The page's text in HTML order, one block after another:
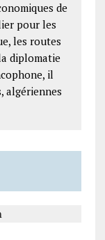
de
pour les
les routes
diplomatie
il
algériennes